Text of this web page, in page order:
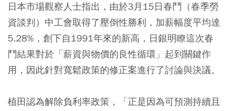
日本市場觀察人士指出，由於3月15日春鬥（春季勞
資談判）中工會取得了壓倒性勝利，加薪幅度平均達
5.28%，創下自1991年來的新高，日銀明瞭這次春
鬥結果對於「薪資與物價的良性循環」起到關鍵作
用，因此針對寬鬆政策的修正案進行了討論與決議。
植田認為解除負利率政策，「正是因為可預測持續且